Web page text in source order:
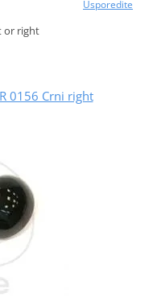
Usporedite
or right
0156 Crni right